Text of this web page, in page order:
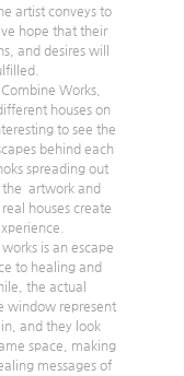
artist conveys to
hope that their
and desires will
houses on
to see the
behind each
spreading out
artwork and
houses create
is an escape
to healing and
the actual
window represent
and they look
space, making
messages of